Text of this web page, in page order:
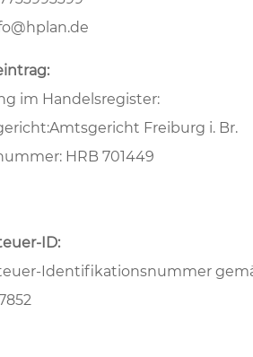
im Handelsregister:
Freiburg i. Br.
HRB 701449
ID:
Identifikationsnummer